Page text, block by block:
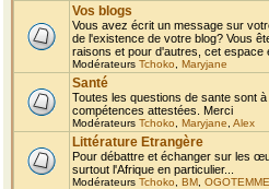
Vos blogs
Vous avez écrit un message sur
de l'existence de votre blog? Vous
raisons et pour d'autres, cet espace
Modérateurs Tchoko Maryjane
Santé
Toutes les questions de sante sont
compétences attestées. Merci
Modérateurs Tchoko Maryjane Alex
Littérature Etrangère
Pour débattre et échanger sur les
surtout l'Afrique en particulier...
Modérateurs Tchoko BM